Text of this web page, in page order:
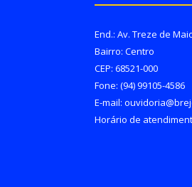
End.: Av. Treze de
Bairro: Centro
CEP: 68521-000
Fone: (94) 99105-4586
E-mail:
Horário de